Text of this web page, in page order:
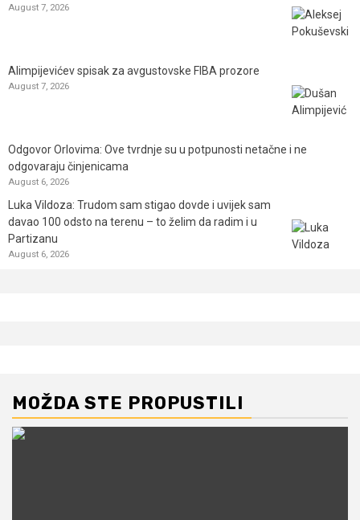
August 7, 2026
Alimpijevićev spisak za avgustovske FIBA prozore
August 7, 2026
Odgovor Orlovima: ​Ove tvrdnje su u potpunosti netačne i ne
odgovaraju činjenicama
August 6, 2026
Luka Vildoza: Trudom sam stigao dovde i uvijek sam
davao 100 odsto na terenu – to želim da radim i u
Partizanu
August 6, 2026
MOŽDA STE PROPUSTILI